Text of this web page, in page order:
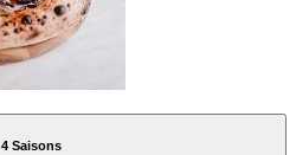
4 Saisons